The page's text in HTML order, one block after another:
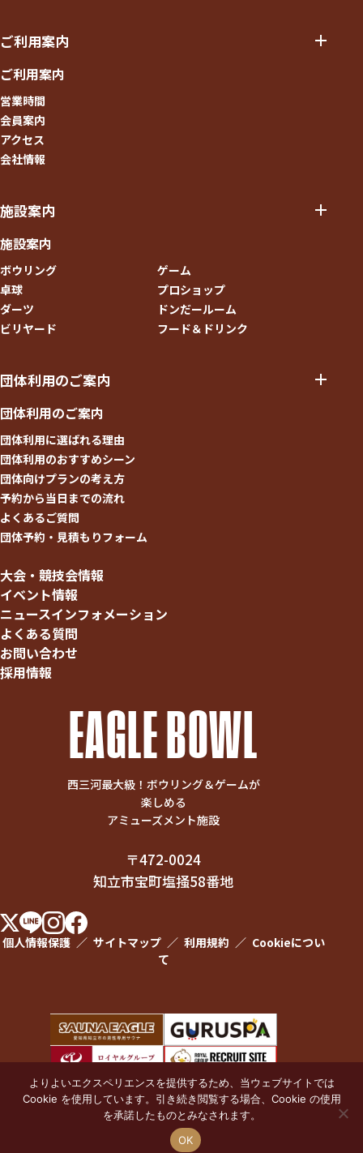
ご利用案内
ご利用案内
営業時間
会員案内
アクセス
会社情報
施設案内
施設案内
ボウリング
卓球
ダーツ
ビリヤード
ゲーム
プロショップ
ドンだールーム
フード＆ドリンク
団体利用のご案内
団体利用のご案内
団体利用に選ばれる理由
団体利用のおすすめシーン
団体向けプランの考え方
予約から当日までの流れ
よくあるご質問
団体予約・見積もりフォーム
大会・競技会情報
イベント情報
ニュースインフォメーション
よくある質問
お問い合わせ
採用情報
EAGLE BOWL
西三河最大級！ボウリング＆ゲームが
楽しめる
アミューズメント施設
〒472-0024
知立市宝町塩掻58番地
個人情報保護 ／ サイトマップ ／ 利用規約 ／ Cookieについ
て
© EAGLE BOWL All rights reserved.
よりよいエクスペリエンスを提供するため、当ウェブサイトでは
Cookie を使用しています。引き続き閲覧する場合、Cookie の使用
を承諾したものとみなされます。
OK